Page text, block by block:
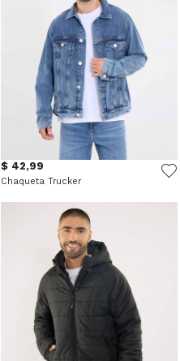
$ 42,99
Chaqueta Trucker